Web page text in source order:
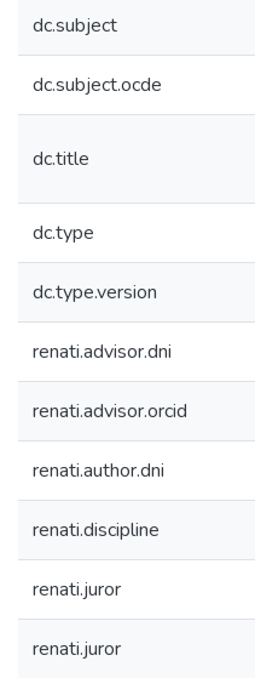
dc.subject
dc.subject.ocde
dc.title
dc.type
dc.type.version
renati.advisor.dni
renati.advisor.orcid
renati.author.dni
renati.discipline
renati.juror
renati.juror